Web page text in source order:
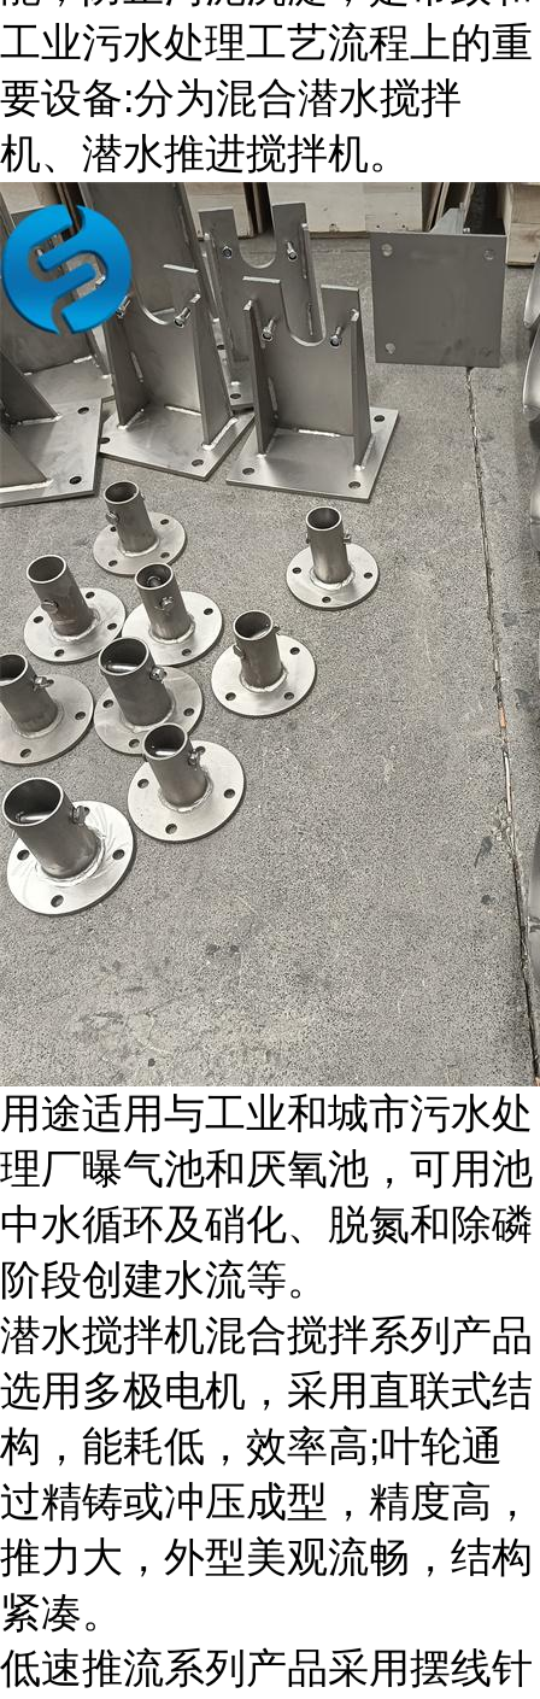
工业污水处理工艺流程上的重
要设备:分为混合潜水搅拌
机、潜水推进搅拌机。
用途适用与工业和城市污水处
理厂曝气池和厌氧池，可用池
中水循环及硝化、脱氮和除磷
阶段创建水流等。
潜水搅拌机混合搅拌系列产品
选用多极电机，采用直联式结
构，能耗低，效率高;叶轮通
过精铸或冲压成型，精度高，
推力大，外型美观流畅，结构
紧凑。
低速推流系列产品采用摆线针